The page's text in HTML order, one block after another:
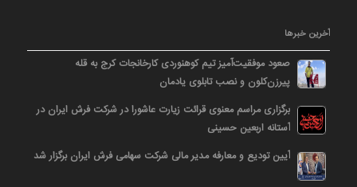
آخرین خبرها
صعود موفقیت‌آمیز تیم کوهنوردی کارخانجات کرج به قله
پیرزن‌کلون و نصب تابلوی یادمان
برگزاری مراسم معنوی قرائت زیارت عاشورا در شرکت فرش ایران در
آستانه اربعین حسینی
آیین تودیع و معارفه مدیر مالی شرکت سهامی فرش ایران برگزار شد